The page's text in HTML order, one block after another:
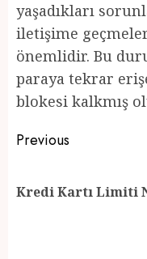
yaşadıkları
iletişime
önemlidir. Bu
paraya tekrar
blokesi kalkmış
Post
Previous
Kredi Kartı Limiti